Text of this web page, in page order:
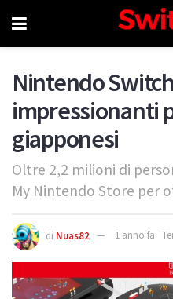
Nintendo
impressionanti
giapponesi
Oltre 2,2 milioni di
My Nintendo Store per
di Nuas82 1 anno fa